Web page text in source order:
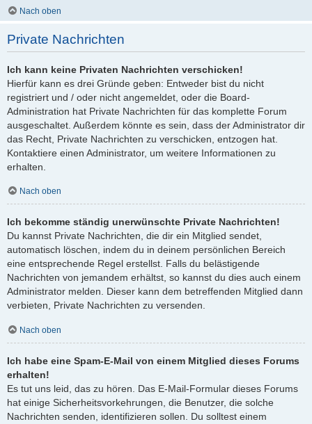
Nach oben
Private Nachrichten
Ich kann keine Privaten Nachrichten verschicken!
Hierfür kann es drei Gründe geben: Entweder bist du nicht
registriert und / oder nicht angemeldet, oder die Board-
Administration hat Private Nachrichten für das komplette Forum
ausgeschaltet. Außerdem könnte es sein, dass der Administrator dir
das Recht, Private Nachrichten zu verschicken, entzogen hat.
Kontaktiere einen Administrator, um weitere Informationen zu
erhalten.
Nach oben
Ich bekomme ständig unerwünschte Private Nachrichten!
Du kannst Private Nachrichten, die dir ein Mitglied sendet,
automatisch löschen, indem du in deinem persönlichen Bereich
eine entsprechende Regel erstellst. Falls du belästigende
Nachrichten von jemandem erhältst, so kannst du dies auch einem
Administrator melden. Dieser kann dem betreffenden Mitglied dann
verbieten, Private Nachrichten zu versenden.
Nach oben
Ich habe eine Spam-E-Mail von einem Mitglied dieses Forums
erhalten!
Es tut uns leid, das zu hören. Das E-Mail-Formular dieses Forums
hat einige Sicherheitsvorkehrungen, die Benutzer, die solche
Nachrichten senden, identifizieren sollen. Du solltest einem